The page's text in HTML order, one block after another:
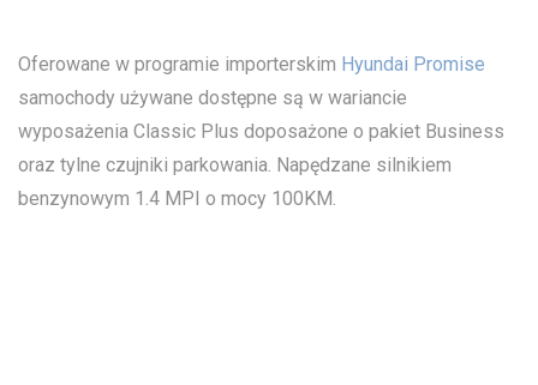
Oferowane w programie importerskim Hyundai Promise
samochody używane dostępne są w wariancie
wyposażenia Classic Plus doposażone o pakiet Business
oraz tylne czujniki parkowania. Napędzane silnikiem
benzynowym 1.4 MPI o mocy 100KM.